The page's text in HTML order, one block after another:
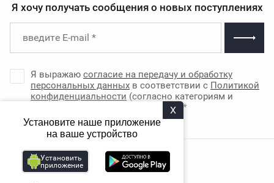
Я хочу получать сообщения о новых поступлениях
Я выражаю согласие на передачу и обработку
персональных данных в соответствии с Политикой
конфиденциальности (согласно категориям и
целям, поименованным в п. 4.2.6) *
Надежда
+7 (920) 878-19-98
X
Установите наше приложение
на ваше устройство
Установить
приложение